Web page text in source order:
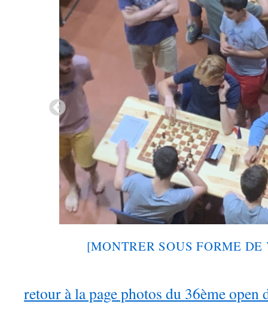
[MONTRER SOUS FORME
retour à la page photos du 36ème open